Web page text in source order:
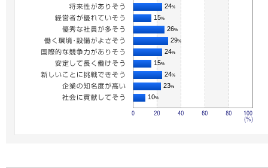
24%
15%
26%
29%
24%
15%
24%
23%
10%